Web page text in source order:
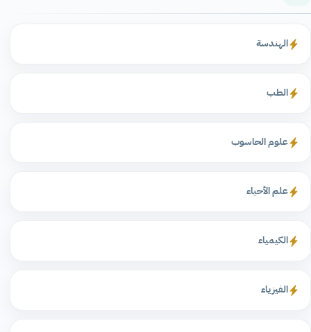
الهندسة
الطب
علوم الحاسوب
علم الأحياء
الكيمياء
الفيزياء